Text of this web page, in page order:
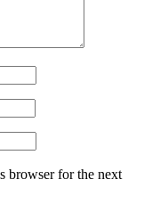
browser for the next